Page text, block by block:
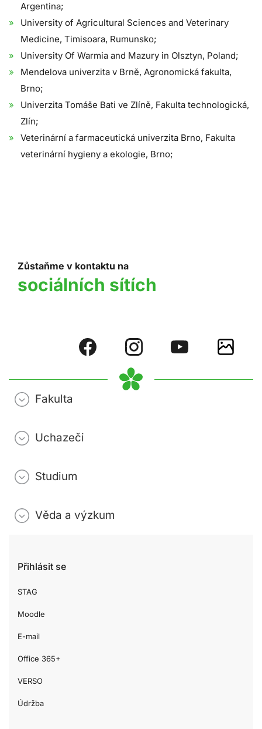
Argentina;
University of Agricultural Sciences and Veterinary
Medicine, Timisoara, Rumunsko;
University Of Warmia and Mazury in Olsztyn, Poland;
Mendelova univerzita v Brně, Agronomická fakulta,
Brno;
Univerzita Tomáše Bati ve Zlíně, Fakulta technologická,
Zlín;
Veterinární a farmaceutická univerzita Brno, Fakulta
veterinární hygieny a ekologie, Brno;
Zůstaňme v kontaktu na
sociálních sítích
Fakulta
Uchazeči
Studium
Věda a výzkum
Přihlásit se
STAG
Moodle
E-mail
Office 365+
VERSO
Údržba